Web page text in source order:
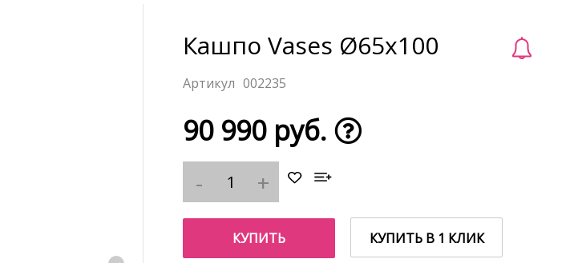
Кашпо Vases Ø65x100
002235
90 990 руб.
КУПИТЬ КУПИТЬ В 1 КЛИК